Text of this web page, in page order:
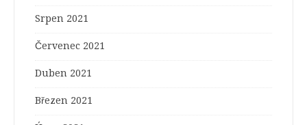
Srpen 2021
Červenec 2021
Duben 2021
Březen 2021